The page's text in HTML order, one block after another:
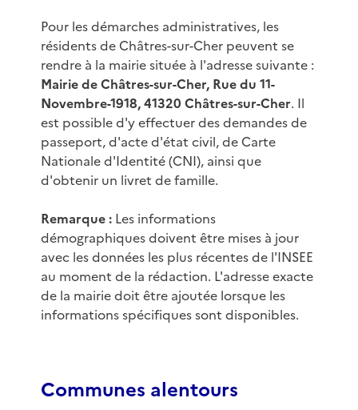
Pour les démarches administratives, les
résidents de Châtres-sur-Cher peuvent se
rendre à la mairie située à l'adresse suivante :
Mairie de Châtres-sur-Cher, Rue du 11-
Novembre-1918, 41320 Châtres-sur-Cher. Il
est possible d'y effectuer des demandes de
passeport, d'acte d'état civil, de Carte
Nationale d'Identité (CNI), ainsi que
d'obtenir un livret de famille.
Remarque :Les informations
démographiques doivent être mises à jour
avec les données les plus récentes de l'INSEE
au moment de la rédaction. L'adresse exacte
de la mairie doit être ajoutée lorsque les
informations spécifiques sont disponibles.
Communes alentours